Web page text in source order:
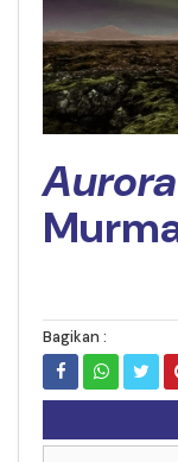
Bagikan :